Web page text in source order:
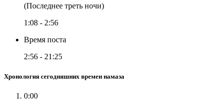
(Последнее треть ночи)
1:08 - 2:56
Время поста
2:56 - 21:25
Хронология сегодняшних времен намаза
0:00